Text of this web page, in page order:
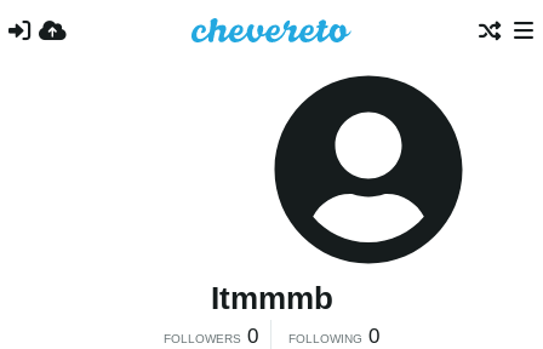
Itmmmb
0
FOLLOWING
0
FOLLOWERS